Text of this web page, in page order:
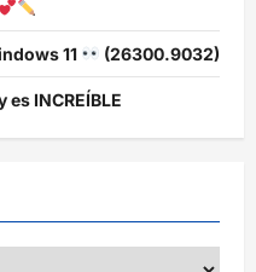
11 (26300.9032)
es INCREÍBLE